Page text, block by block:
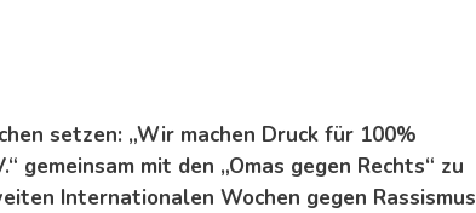
setzen: „Wir machen Druck für 100%
mit den „Omas gegen Rechts“ zu
Internationalen Wochen gegen Rassismus